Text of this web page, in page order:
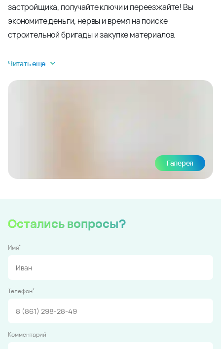
застройщика, получайте ключи и переезжайте! Вы
экономите деньги, нервы и время на поиске
строительной бригады и закупке материалов.
Читать еще
Галерея
Остались вопросы?
Имя*
Телефон*
Комментарий